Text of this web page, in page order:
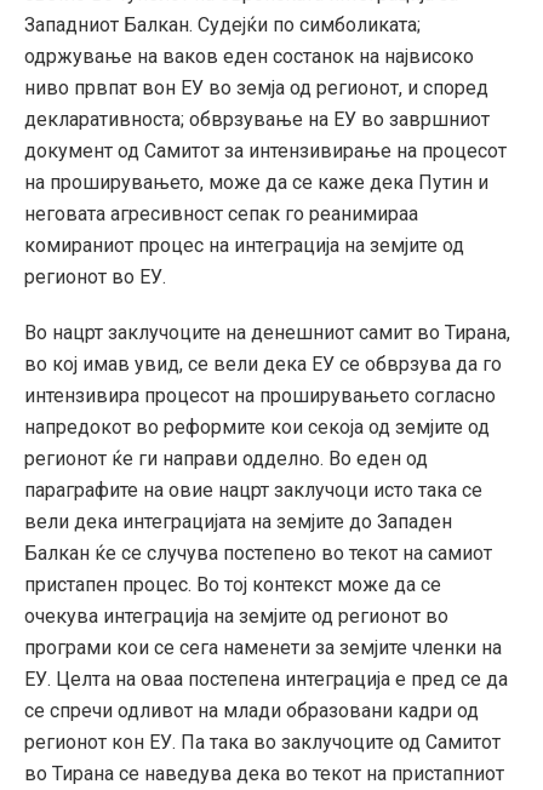
Западниот Балкан. Судејќи по симболиката;
одржување на ваков еден состанок на највисоко
ниво првпат вон ЕУ во земја од регионот, и според
декларативноста; обврзување на ЕУ во завршниот
документ од Самитот за интензивирање на процесот
на проширувањето, може да се каже дека Путин и
неговата агресивност сепак го реанимираа
комираниот процес на интеграција на земјите од
регионот во ЕУ.
Во нацрт заклучоците на денешниот самит во Тирана,
во кој имав увид, се вели дека ЕУ се обврзува да го
интензивира процесот на проширувањето согласно
напредокот во реформите кои секоја од земјите од
регионот ќе ги направи одделно. Во еден од
параграфите на овие нацрт заклучоци исто така се
вели дека интеграцијата на земјите до Западен
Балкан ќе се случува постепено во текот на самиот
пристапен процес. Во тој контекст може да се
очекува интеграција на земјите од регионот во
програми кои се сега наменети за земјите членки на
ЕУ. Целта на оваа постепена интеграција е пред се да
се спречи одливот на млади образовани кадри од
регионот кон ЕУ. Па така во заклучоците од Самитот
во Тирана се наведува дека во текот на пристапниот